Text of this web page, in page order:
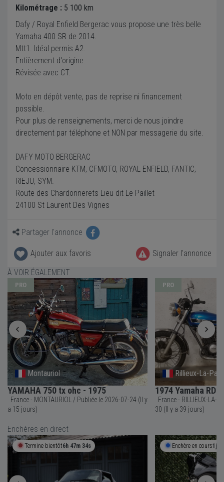
Kilométrage : 5 100 km
Dafy / Royal Enfield Bergerac vous propose une très belle
Yamaha 400 SR de 2014.
Mtt1. Idéal permis A2.
Entièrement d'origine.
Révisée avec CT.
Moto en dépôt vente, pas de reprise ni financement
possible.
Pour plus de renseignements, merci de nous joindre
directement par téléphone et NON par messagerie du site.
DAFY MOTO BERGERAC
Concessionnaire KTM, CFMOTO, ROYAL ENFIELD, FANTIC,
RIEJU, SYM.
Route des Chardonnerets Lieu dit Le Paillet
24100 St Laurent Des Vignes
Partager l'annonce
Ajouter aux favoris
Signaler l'annonce
À VOIR ÉGALEMENT
PRO
Montauriol
YAMAHA 750 tx ohc - 1975
France - MONTAURIOL / Publiée le 2026-07-24 (Il y
a 15 jours)
PRO
Rillieux-La-
1974 Yamaha RD
France - RILLIEUX-LA-PAPE / Publiée le
30 (Il y a 39 jours)
Enchères en direct
Termine bientôt6h 47m 34s Enchère en cours1j